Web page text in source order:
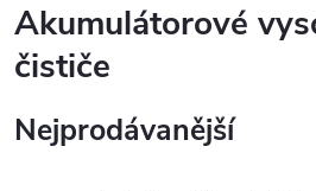
Akumulátorové
čističe
Nejprodávanější